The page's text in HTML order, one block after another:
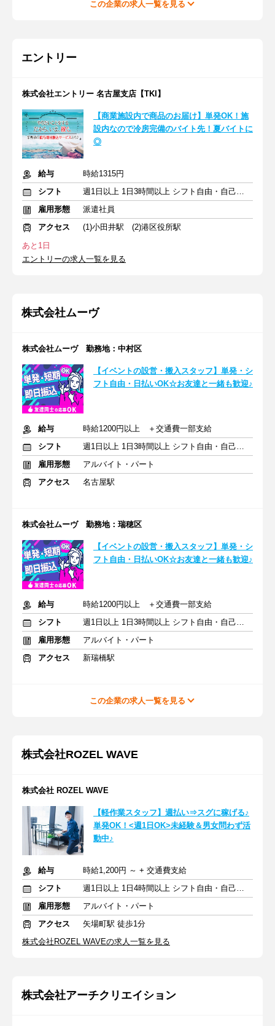
この企業の求人一覧を見る
エントリー
株式会社エントリー 名古屋支店【TKI】
【商業施設内で商品のお届け】単発OK！施
設内なので冷房完備のバイト先！夏バイトに
◎
給与
時給1315円
シフト
週1日以上 1日3時間以上 シフト自由・自己申告
雇用形態
派遣社員
アクセス
(1)小田井駅 (2)港区役所駅
あと1日
エントリーの求人一覧を見る
株式会社ムーヴ
株式会社ムーヴ 勤務地：中村区
【イベントの設営・搬入スタッフ】単発・シ
フト自由・日払いOK☆お友達と一緒も歓迎♪
給与
時給1200円以上 ＋交通費一部支給
シフト
週1日以上 1日3時間以上 シフト自由・自己申告
雇用形態
アルバイト・パート
アクセス
名古屋駅
株式会社ムーヴ 勤務地：瑞穂区
【イベントの設営・搬入スタッフ】単発・シ
フト自由・日払いOK☆お友達と一緒も歓迎♪
給与
時給1200円以上 ＋交通費一部支給
シフト
週1日以上 1日3時間以上 シフト自由・自己申告
雇用形態
アルバイト・パート
アクセス
新瑞橋駅
この企業の求人一覧を見る
株式会社ROZEL WAVE
株式会社 ROZEL WAVE
【軽作業スタッフ】週払い⇒スグに稼げる♪
単発OK！<週1日OK>未経験＆男女問わず活
動中♪
給与
時給1,200円 ～ + 交通費支給
シフト
週1日以上 1日4時間以上 シフト自由・自己申告
雇用形態
アルバイト・パート
アクセス
矢場町駅 徒歩1分
株式会社ROZEL WAVEの求人一覧を見る
株式会社アーチクリエイション